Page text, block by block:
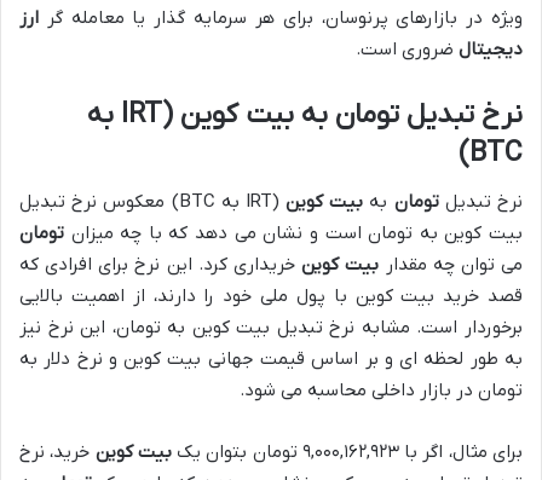
ویژه در بازارهای پرنوسان، برای هر سرمایه گذار یا معامله گر ارز
دیجیتال ضروری است.
نرخ تبدیل تومان به بیت کوین (IRT به
BTC)
نرخ تبدیلتومان به بیت کوین
(IRT به BTC) معکوس نرخ تبدیل
بیت کوین به تومان است و نشان می دهد که با چه میزان تومان
می توان چه مقدار بیت کوینخریداری کرد. این نرخ برای افرادی که
قصد خرید بیت کوین با پول ملی خود را دارند، از اهمیت بالایی
برخوردار است. مشابه نرخ تبدیل بیت کوین به تومان، این نرخ نیز
به طور لحظه ای و بر اساس قیمت جهانی بیت کوین و نرخ دلار به
تومان در بازار داخلی محاسبه می شود.
برای مثال، اگر با ۹,۰۰۰,۱۶۲,۹۲۳ تومان بتوان یک بیت کوین خرید، نرخ